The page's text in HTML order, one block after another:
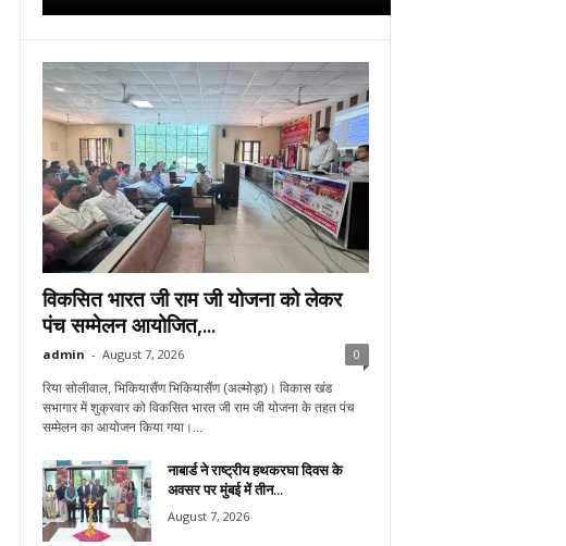
विकसित भारत जी राम जी योजना को लेकर
पंच सम्मेलन आयोजित,...
admin - August 7, 2026 0
रिया सोलीवाल, भिकियासैंण भिकियासैंण (अल्मोड़ा)। विकास खंड
सभागार में शुक्रवार को विकसित भारत जी राम जी योजना के तहत पंच
सम्मेलन का आयोजन किया गया।...
नाबार्ड ने राष्ट्रीय हथकरघा दिवस के
अवसर पर मुंबई में तीन...
August 7, 2026